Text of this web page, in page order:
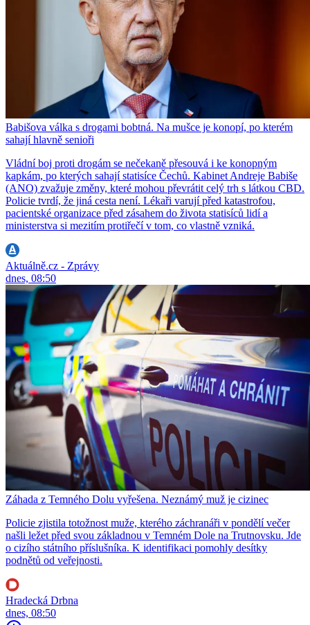
Babišova válka s drogami bobtná. Na mušce je konopí, po kterém
sahají hlavně senioři
Vládní boj proti drogám se nečekaně přesouvá i ke konopným
kapkám, po kterých sahají statisíce Čechů. Kabinet Andreje Babiše
(ANO) zvažuje změny, které mohou převrátit celý trh s látkou CBD.
Policie tvrdí, že jiná cesta není. Lékaři varují před katastrofou,
pacientské organizace před zásahem do života statisíců lidí a
ministerstva si mezitím protiřečí v tom, co vlastně vzniká.
Aktuálně.cz - Zprávy
dnes, 08:50
Záhada z Temného Dolu vyřešena. Neznámý muž je cizinec
Policie zjistila totožnost muže, kterého záchranáři v pondělí večer
našli ležet před svou základnou v Temném Dole na Trutnovsku. Jde
o cizího státního příslušníka. K identifikaci pomohly desítky
podnětů od veřejnosti.
Hradecká Drbna
dnes, 08:50